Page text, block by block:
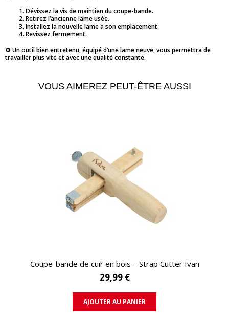
Dévissez la vis de maintien du coupe-bande.
Retirez l’ancienne lame usée.
Installez la nouvelle lame à son emplacement.
Revissez fermement.
⚙️ Un outil bien entretenu, équipé d’une lame neuve, vous permettra de
travailler plus vite et avec une qualité constante.
VOUS AIMEREZ PEUT-ÊTRE AUSSI
APERÇU RAPIDE
Coupe-bande de cuir en bois – Strap Cutter Ivan
29,99 €
AJOUTER AU PANIER